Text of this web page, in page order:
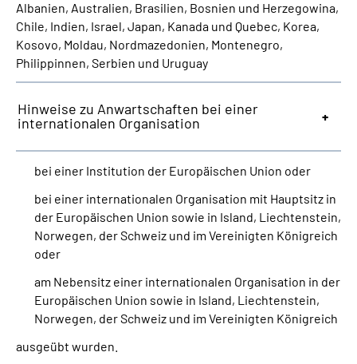
Albanien, Australien, Brasilien, Bosnien und Herzegowina,
Chile, Indien, Israel, Japan, Kanada und Quebec, Korea,
Kosovo, Moldau, Nordmazedonien, Montenegro,
Philippinnen, Serbien und Uruguay
Hinweise zu Anwartschaften bei einer
internationalen Organisation
bei einer Institution der Europäischen Union oder
bei einer internationalen Organisation mit Hauptsitz in
der Europäischen Union sowie in Island, Liechtenstein,
Norwegen, der Schweiz und im Vereinigten Königreich
oder
am Nebensitz einer internationalen Organisation in der
Europäischen Union sowie in Island, Liechtenstein,
Norwegen, der Schweiz und im Vereinigten Königreich
ausgeübt wurden.